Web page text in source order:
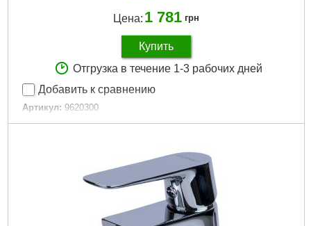
Цена: 1 781 грн
Купить
Отгрузка в течение 1-3 рабочих дней
Добавить к сравнению
Артикул: 9620300
Код товара: 29.17.50
Вес брутто (единицы), кг: 1.375
Материал смесителя:
Латунь
Вес нетто (единицы), кг:
0.004568